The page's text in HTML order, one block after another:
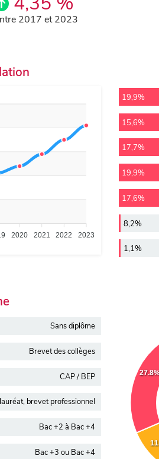
2017 et 2023
2020 2021 2022 2023
19,9%
15,6%
17,7%
19,9%
17,6%
8,2%
1,1%
Sans diplôme
Brevet des collèges
CAP / BEP
brevet professionnel
Bac +2 à Bac +4
Bac +3 ou Bac +4